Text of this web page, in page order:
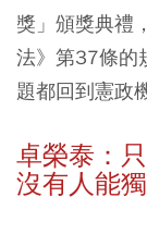
獎」頒獎典禮
法》第37條的
題都回到憲政
卓榮泰：
沒有人能